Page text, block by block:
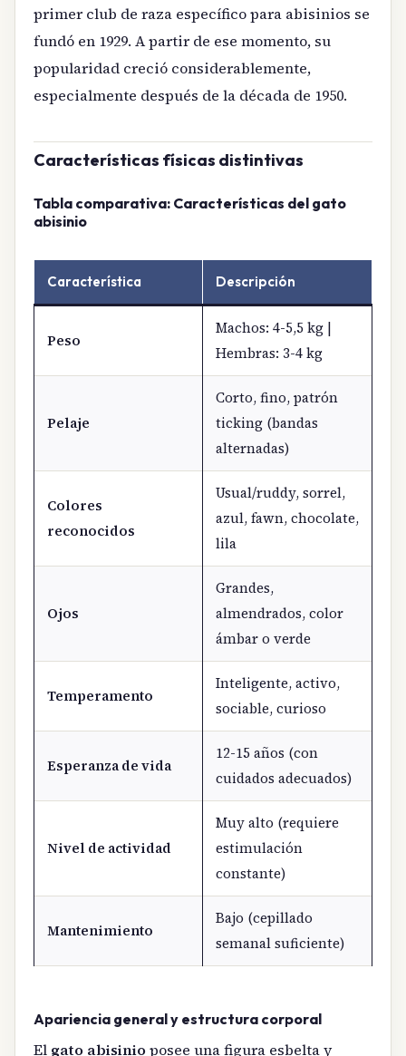
primer club de raza específico para abisinios se
fundó en 1929. A partir de ese momento, su
popularidad creció considerablemente,
especialmente después de la década de 1950.
Características físicas distintivas
Tabla comparativa: Características del gato
abisinio
Característica Descripción
Peso
Machos: 4-5,5 kg |
Hembras: 3-4 kg
Pelaje
Corto, fino, patrón
ticking (bandas
alternadas)
Colores
reconocidos
Usual/ruddy, sorrel,
azul, fawn, chocolate,
lila
Ojos
Grandes,
almendrados, color
ámbar o verde
Temperamento
Inteligente, activo,
sociable, curioso
Esperanza de vida
12-15 años (con
cuidados adecuados)
Nivel de actividad
Muy alto (requiere
estimulación
constante)
Mantenimiento
Bajo (cepillado
semanal suficiente)
Apariencia general y estructura corporal
El gato abisinio posee una figura esbelta y